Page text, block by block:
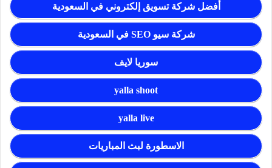
أفضل شركة تسويق إلكتروني في السعودية
شركة سيو SEO في السعودية
سوريا لايف
yalla shoot
yalla live
الاسطورة لبث المباريات